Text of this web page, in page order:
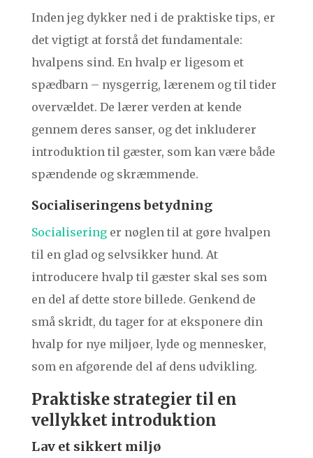
Inden jeg dykker ned i de praktiske tips, er
det vigtigt at forstå det fundamentale:
hvalpens sind. En hvalp er ligesom et
spædbarn – nysgerrig, lærenem og til tider
overvældet. De lærer verden at kende
gennem deres sanser, og det inkluderer
introduktion til gæster, som kan være både
spændende og skræmmende.
Socialiseringens betydning
Socialiseringer nøglen til at gøre hvalpen
til en glad og selvsikker hund. At
introducere hvalp til gæster skal ses som
en del af dette store billede. Genkend de
små skridt, du tager for at eksponere din
hvalp for nye miljøer, lyde og mennesker,
som en afgørende del af dens udvikling.
Praktiske strategier til en
vellykket introduktion
Lav et sikkert miljø